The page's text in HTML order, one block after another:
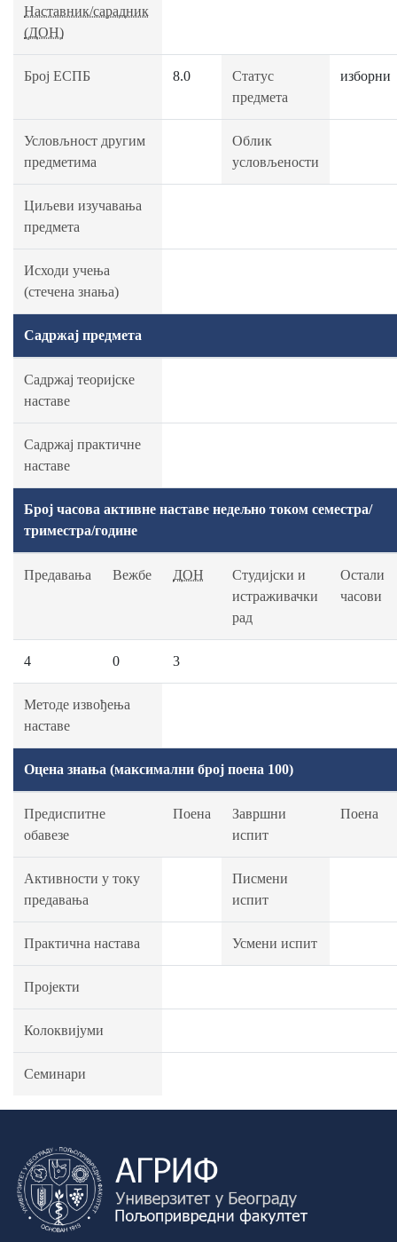
Наставник/сарадник
(ДОН)
Број ЕСПБ 8.0
Статус
предмета
изборни
Условљност другим
предметима
Облик
условљености
Циљеви изучавања
предмета
Исходи учења
(стечена знања)
Садржај предмета
Садржај теоријске
наставе
Садржај практичне
наставе
Број часова активне наставе недељно током семестра/
триместра/године
Предавања Вежбе ДОН
Студијски и
истраживачки
рад
Остали
часови
4 0 3
Методе извођења
наставе
Оцена знања (максимални број поена 100)
Предиспитне
обавезе
Поена
Завршни
испит
Поена
Активности у току
предавања
Писмени
испит
Практична настава Усмени испит
Пројекти
Колоквијуми
Семинари